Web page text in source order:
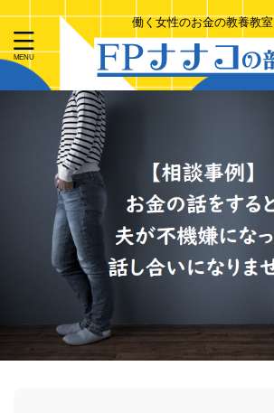
働く女性のお金の教養教室